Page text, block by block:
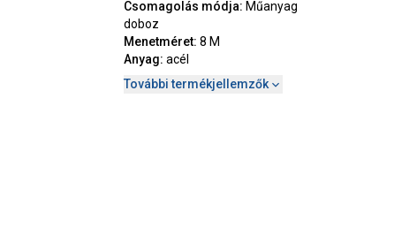
Csomagolás módja: Műanyag
doboz
Menetméret: 8 M
Anyag: acél
További termékjellemzők